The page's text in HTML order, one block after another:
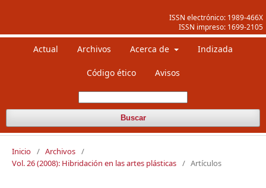
ISSN electrónico: 1989-466X
ISSN impreso: 1699-2105
Actual Archivos Acerca de Indizada
Código ético Avisos
Buscar
Inicio / Archivos /
Vol. 26 (2008): Hibridación en las artes plásticas / Artículos